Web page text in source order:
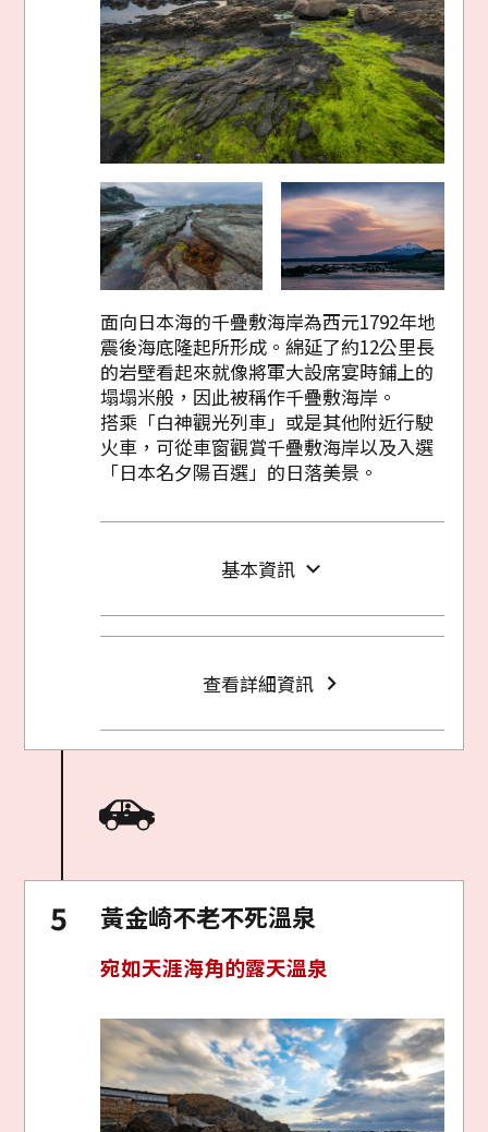
面向日本海的千疊敷海岸為西元1792年地
震後海底隆起所形成。綿延了約12公里長
的岩壁看起來就像將軍大設席宴時鋪上的
塌塌米般，因此被稱作千疊敷海岸。
搭乘「白神觀光列車」或是其他附近行駛
火車，可從車窗觀賞千疊敷海岸以及入選
「日本名夕陽百選」的日落美景。
基本資訊
查看詳細資訊
黃金崎不老不死溫泉
宛如天涯海角的露天溫泉